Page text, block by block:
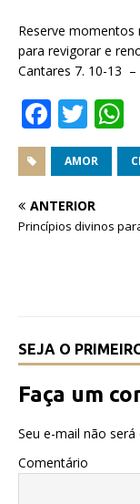
Reserve momentos
para revigorar e
Cantares 7. 10-13 –
F
a
c
e
b
T
w
it
te
r
AMOR
ANTERIOR
Princípios divinos
SEJA O
Faça um
Seu e-mail não será
Comentário